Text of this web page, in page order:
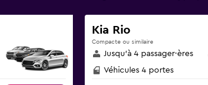
Kia Rio
Compacte ou similaire
Jusqu’à 4 passager·ères
Véhicules 4 portes